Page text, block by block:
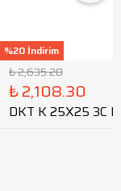
%20 İndirim
₺ 2,635.20
₺ 2,108.30
DKT K 25X25 3C